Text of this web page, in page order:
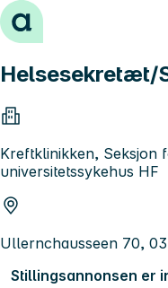
Hopp til innhold
Helsesekretæt/
Kreftklinikken, Seksjon
universitetssykehus HF
Ullernchausseen 70,
Stillingsannonsen er